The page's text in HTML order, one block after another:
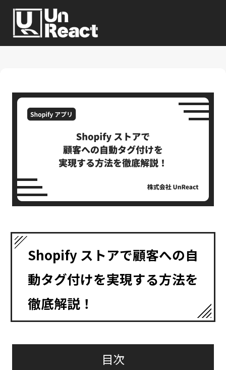
Shopify ストアで顧客への自
動タグ付けを実現する方法を
徹底解説！
目次